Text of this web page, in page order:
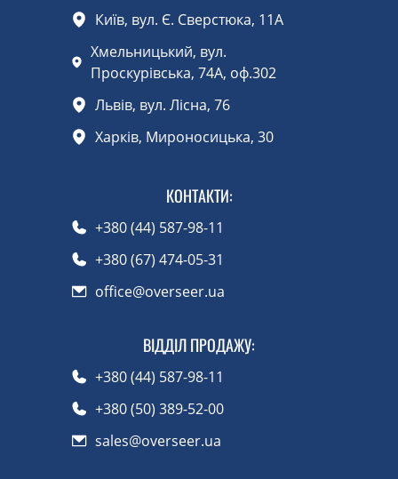
Київ, вул. Є. Сверстюка, 11А
Хмельницький, вул.
Проскурівська, 74А, оф.302
Львів, вул. Лісна, 76
Харків, Мироносицька, 30
КОНТАКТИ:
+380 (44) 587-98-11
+380 (67) 474-05-31
office@overseer.ua
ВІДДІЛ ПРОДАЖУ:
+380 (44) 587-98-11
+380 (50) 389-52-00
sales@overseer.ua